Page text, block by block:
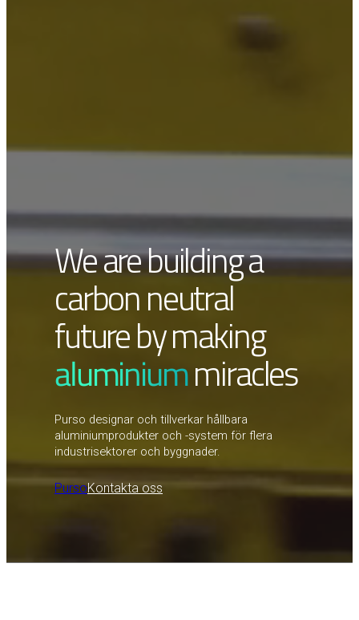
We are building a
carbon neutral
future by making
aluminiummiracles
Purso designar och tillverkar hållbara
aluminiumprodukter och -system för flera
industrisektorer och byggnader.
PursoKontakta oss